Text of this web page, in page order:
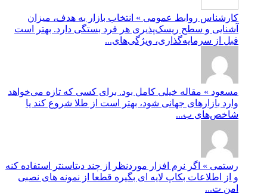
کارشناس روابط عمومی » انتخاب بازار به هدف، میزان
آشنایی و سطح ریسک‌پذیری هر فرد بستگی دارد. بهتر است
قبل از سرمایه‌گذاری، ویژگی‌های...
مسعود » مقاله خیلی کامل بود. برای کسی که تازه می‌خواهد
وارد بازارهای جهانی شود، بهتر است از طلا شروع کند یا
شاخص‌های ب...
رستمی » اگر نرم افزار موردنظر از چند دیتاسنتر استفاده کنه
و از اطلاعات بکاپ لایه ای بگیره قطعا از نمونه های نصبی
امن ت...